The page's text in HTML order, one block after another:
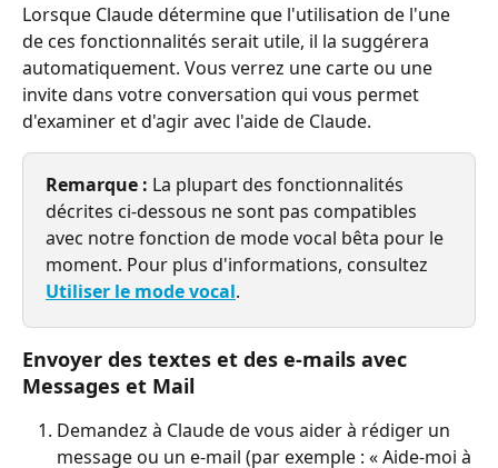
Lorsque Claude détermine que l'utilisation de l'une
de ces fonctionnalités serait utile, il la suggérera
automatiquement. Vous verrez une carte ou une
invite dans votre conversation qui vous permet
d'examiner et d'agir avec l'aide de Claude.
Remarque : La plupart des fonctionnalités
décrites ci-dessous ne sont pas compatibles
avec notre fonction de mode vocal bêta pour le
moment. Pour plus d'informations, consultez
Utiliser le mode vocal.
Envoyer des textes et des e-mails avec
Messages et Mail
Demandez à Claude de vous aider à rédiger un
message ou un e-mail (par exemple : « Aide-moi à